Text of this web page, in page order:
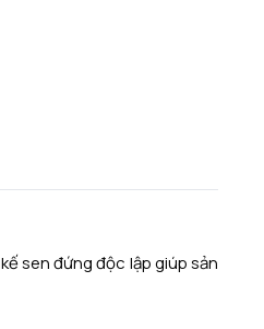
sen đứng độc lập giúp sản